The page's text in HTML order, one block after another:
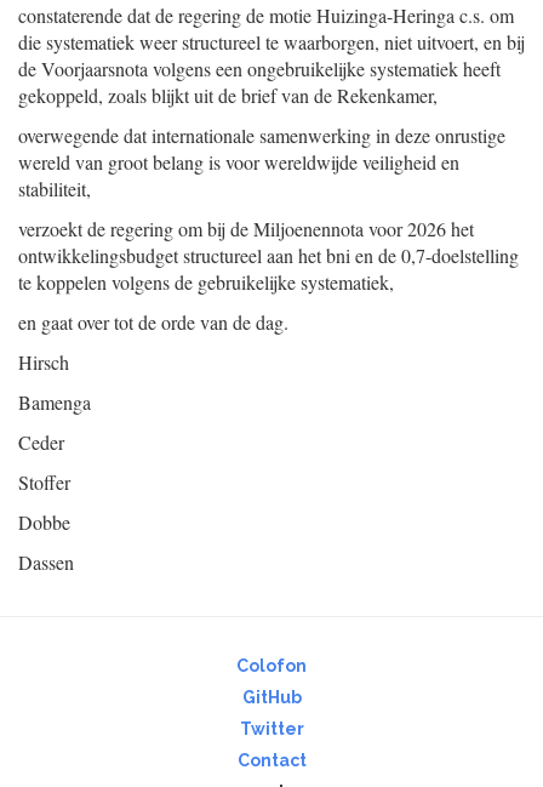
constaterende dat de regering de motie Huizinga-Heringa c.s. om
die systematiek weer structureel te waarborgen, niet uitvoert, en bij
de Voorjaarsnota volgens een ongebruikelijke systematiek heeft
gekoppeld, zoals blijkt uit de brief van de Rekenkamer,
overwegende dat internationale samenwerking in deze onrustige
wereld van groot belang is voor wereldwijde veiligheid en
stabiliteit,
verzoekt de regering om bij de Miljoenennota voor 2026 het
ontwikkelingsbudget structureel aan het bni en de 0,7-doelstelling
te koppelen volgens de gebruikelijke systematiek,
en gaat over tot de orde van de dag.
Hirsch
Bamenga
Ceder
Stoffer
Dobbe
Dassen
Colofon
GitHub
Twitter
Contact